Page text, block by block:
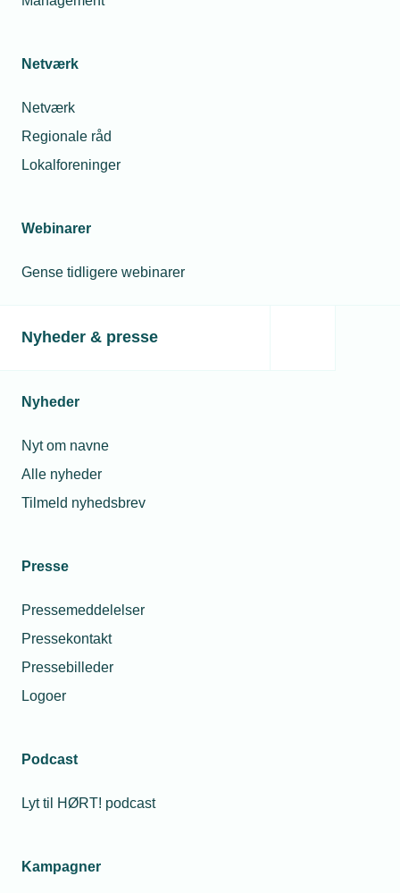
Netværk
Netværk
Regionale råd
Lokalforeninger
Webinarer
Gense tidligere webinarer
Nyheder & presse
Nyheder
Nyt om navne
Alle nyheder
Tilmeld nyhedsbrev
Presse
Pressemeddelelser
Pressekontakt
Pressebilleder
Logoer
Podcast
Lyt til HØRT! podcast
Kampagner